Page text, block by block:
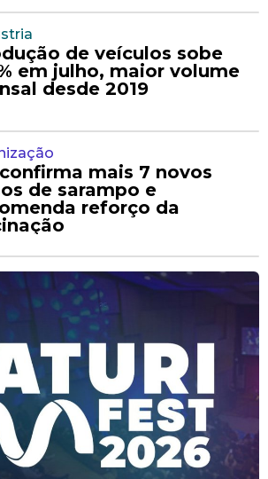
de veículos sobe
em julho, maior volume
desde 2019
mais 7 novos
de sarampo e
reforço da